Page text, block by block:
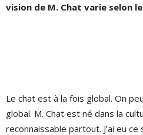
vision de M. Chat varie selon
Le chat est à la fois global. On
global. M. Chat est né dans la
reconnaissable partout. J’ai eu ce